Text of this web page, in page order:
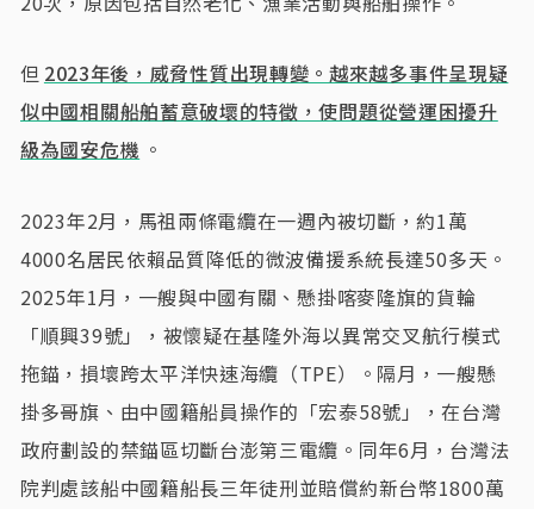
但 2023年後，威脅性質出現轉變。越來越多事件呈現疑
似中國相關船舶蓄意破壞的特徵，使問題從營運困擾升
級為國安危機 。
2023年2月，馬祖兩條電纜在一週內被切斷，約1萬
4000名居民依賴品質降低的微波備援系統長達50多天。
2025年1月，一艘與中國有關、懸掛喀麥隆旗的貨輪
「順興39號」，被懷疑在基隆外海以異常交叉航行模式
拖錨，損壞跨太平洋快速海纜（TPE）。隔月，一艘懸
掛多哥旗、由中國籍船員操作的「宏泰58號」，在台灣
政府劃設的禁錨區切斷台澎第三電纜。同年6月，台灣法
院判處該船中國籍船長三年徒刑並賠償約新台幣1800萬